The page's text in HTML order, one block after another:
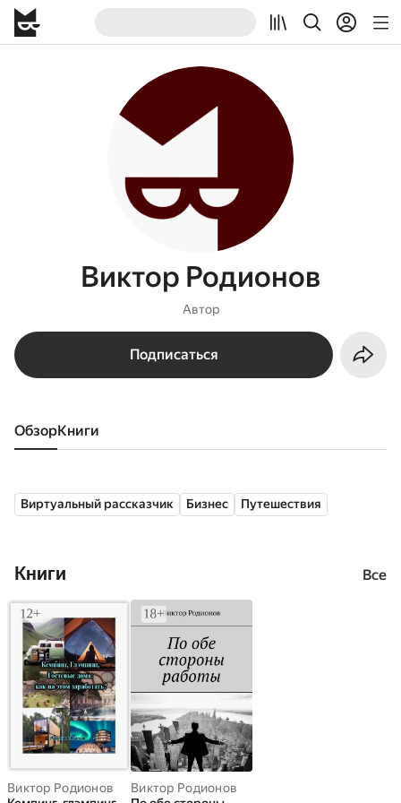
Виктор Родионов
Автор
Подписаться
Обзор книги
Виртуальный рассказчик Бизнес Путешествия
Книги Все
Виктор Родионов
Виктор Родионов